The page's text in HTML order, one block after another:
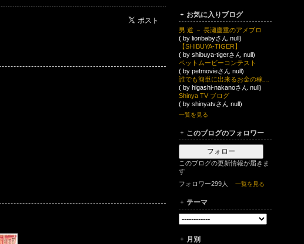
お気に入りブログ
男 道 － 長瀬慶重のアメブロ
( by lionbabyさん null)
【SHIBUYA-TIGER】
( by shibuya-tigerさん null)
ペットムービーコンテスト
( by petmovieさん null)
( by higashi-nakanoさん null)
Shinya TV ブログ
( by shinyatvさん null)
一覧を見る
このブログのフォロワー
フォロー
このブログの更新情報が届きま
す
フォロワー299人
一覧を見る
テーマ
月別
ポスト